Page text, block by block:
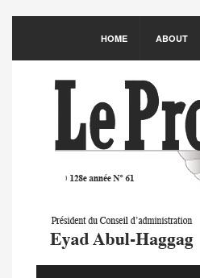
HOME ABOUT